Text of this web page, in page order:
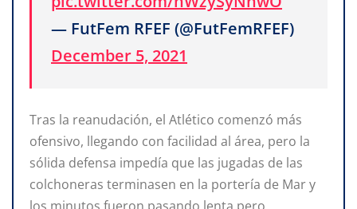
— FutFem RFEF (@FutFemRFEF)
December 5, 2021
Tras la reanudación, el Atlético comenzó más
ofensivo, llegando con facilidad al área, pero la
sólida defensa impedía que las jugadas de las
colchoneras terminasen en la portería de Mar y